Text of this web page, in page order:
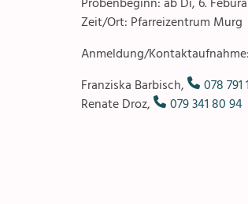
Zeit/Ort: Pfarreizentrum Murg
Anmeldung/Kontaktaufnahme:
Franziska Barbisch,
078 791
Renate Droz,
079 341 80 94
Pfarreizentren